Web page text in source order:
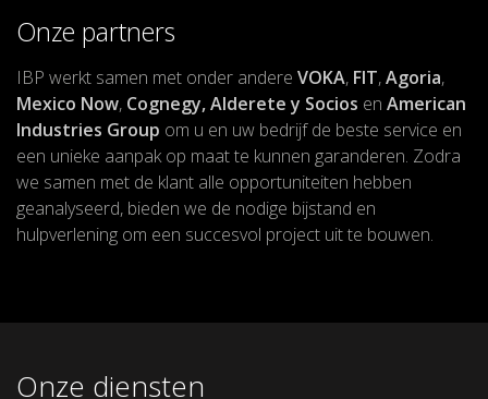
Onze partners
IBP werkt samen met onder andere VOKA, FIT,Agoria,
Mexico Now, Cognegy, Alderete y Socios en American
Industries Group om u en uw bedrijf de beste service en
een unieke aanpak op maat te kunnen garanderen. Zodra
we samen met de klant alle opportuniteiten hebben
geanalyseerd, bieden we de nodige bijstand en
hulpverlening om een succesvol project uit te bouwen.
Onze diensten